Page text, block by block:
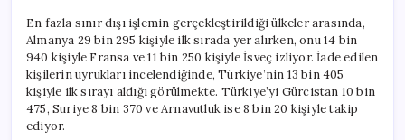
En fazla sınır dışı işlemin gerçekleştirildiği ülkeler arasında,
Almanya 29 bin 295 kişiyle ilk sırada yer alırken, onu 14 bin
940 kişiyle Fransa ve 11 bin 250 kişiyle İsveç izliyor. İade edilen
kişilerin uyrukları incelendiğinde, Türkiye’nin 13 bin 405
kişiyle ilk sırayı aldığı görülmekte. Türkiye’yi Gürcistan 10 bin
475, Suriye 8 bin 370 ve Arnavutluk ise 8 bin 20 kişiyle takip
ediyor.